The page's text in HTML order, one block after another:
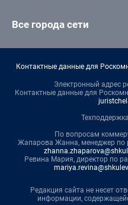
Все города сети
Контактные данные для
Электронный адрес
Контактные данные для
По вопросам
Жапарова Жанна, менеджер по
Ревина Мария, директор по
Редакция сайта не несет
информации,